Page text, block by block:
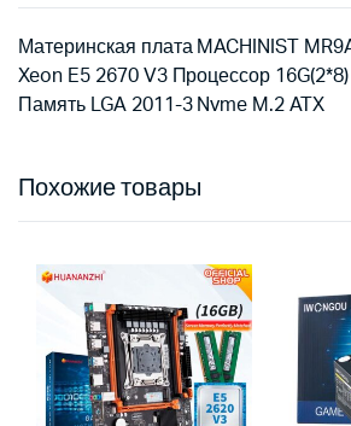
Материнская плата MACHINIST
Xeon E5 2670 V3 Процессор 16G(2*8)
Память LGA 2011-3 Nvme M.2 ATX
Похожие товары